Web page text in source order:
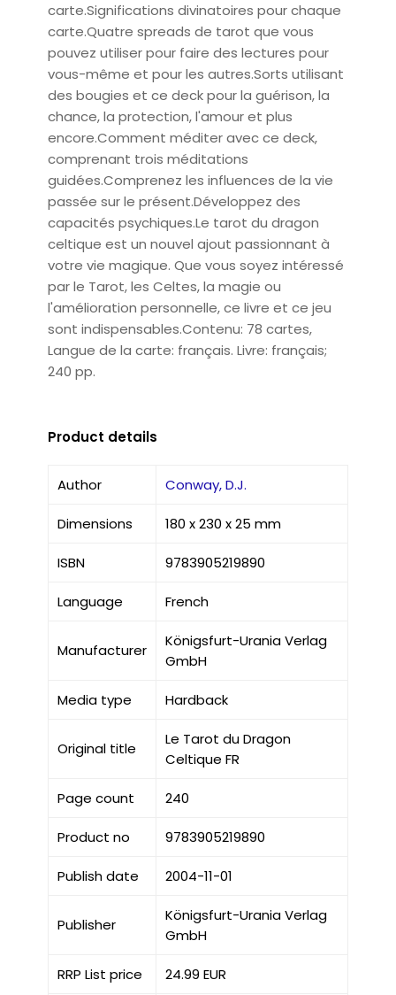
carte.Significations divinatoires pour chaque
carte.Quatre spreads de tarot que vous
pouvez utiliser pour faire des lectures pour
vous-même et pour les autres.Sorts utilisant
des bougies et ce deck pour la guérison, la
chance, la protection, l'amour et plus
encore.Comment méditer avec ce deck,
comprenant trois méditations
guidées.Comprenez les influences de la vie
passée sur le présent.Développez des
capacités psychiques.Le tarot du dragon
celtique est un nouvel ajout passionnant à
votre vie magique. Que vous soyez intéressé
par le Tarot, les Celtes, la magie ou
l'amélioration personnelle, ce livre et ce jeu
sont indispensables.Contenu: 78 cartes,
Langue de la carte: français. Livre: français;
240 pp.
Product details
Author Conway, D.J.
Dimensions 180 x 230 x 25 mm
ISBN 9783905219890
Language French
Manufacturer
Königsfurt-Urania Verlag
GmbH
Media type Hardback
Original title
Le Tarot du Dragon
Celtique FR
Page count 240
Product no 9783905219890
Publish date 2004-11-01
Publisher
Königsfurt-Urania Verlag
GmbH
RRP List price 24.99 EUR